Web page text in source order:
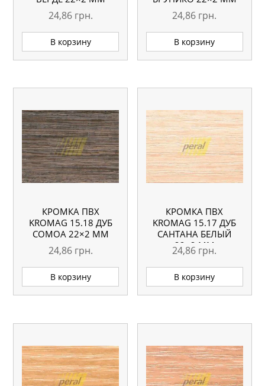
24,86 грн.
В корзину
24,86 грн.
В корзину
КРОМКА ПВХ
KROMAG 15.18 ДУБ
СОМОА 22×2 ММ
24,86 грн.
В корзину
КРОМКА ПВХ
KROMAG 15.17 ДУБ
САНТАНА БЕЛЫЙ
22×2 ММ
24,86 грн.
В корзину